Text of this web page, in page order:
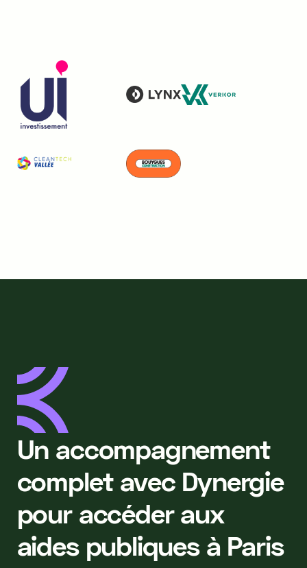
Un accompagnement
complet avec Dynergie
pour accéder aux
aides publiques à Paris